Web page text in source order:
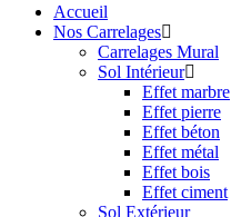
Accueil
Nos Carrelages
Carrelages Mural
Sol Intérieur
Effet marbre
Effet pierre
Effet béton
Effet métal
Effet bois
Effet ciment
Sol Extérieur